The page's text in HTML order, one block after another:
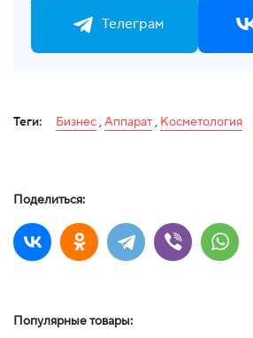
Телеграм
Теги: Бизнес,Аппарат, Косметология
Поделиться:
Популярные товары: